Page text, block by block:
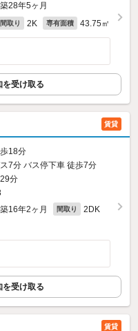
築28年5ヶ月
間取り 2K 専有面積 43.75㎡
を受け取る
賃貸
18分
7分 バス停下車 徒歩7分
分
築16年2ヶ月 間取り 2DK
を受け取る
賃貸